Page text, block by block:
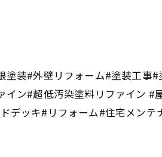
装#外壁リフォーム#塗装工事
ン#超低汚染塗料リファイン
デッキ#リフォーム#住宅メン